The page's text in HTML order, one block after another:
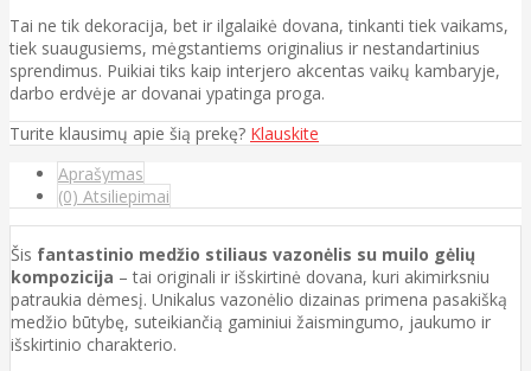
Tai ne tik dekoracija, bet ir ilgalaikė dovana, tinkanti tiek vaikams,
tiek suaugusiems, mėgstantiems originalius ir nestandartinius
sprendimus. Puikiai tiks kaip interjero akcentas vaikų kambaryje,
darbo erdvėje ar dovanai ypatinga proga.
Turite klausimų apie šią prekę? Klauskite
Aprašymas
(0) Atsiliepimai
Šis fantastinio medžio stiliaus vazonėlis su muilo gėlių
kompozicija – tai originali ir išskirtinė dovana, kuri akimirksniu
patraukia dėmesį. Unikalus vazonėlio dizainas primena pasakišką
medžio būtybę, suteikiančią gaminiui žaismingumo, jaukumo ir
išskirtinio charakterio.